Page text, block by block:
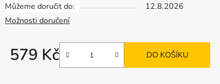
Můžeme doručit do:
12.8.2026
Možnosti doručení
579 Kč DO KOŠÍKU